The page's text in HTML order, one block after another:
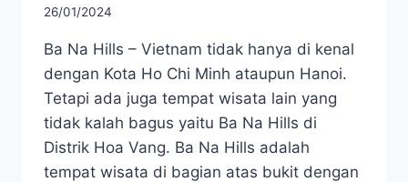
26/01/2024
Ba Na Hills – Vietnam tidak hanya di kenal
dengan Kota Ho Chi Minh ataupun Hanoi.
Tetapi ada juga tempat wisata lain yang
tidak kalah bagus yaitu Ba Na Hills di
Distrik Hoa Vang. Ba Na Hills adalah
tempat wisata di bagian atas bukit dengan